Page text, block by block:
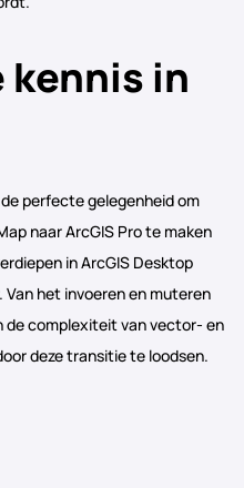
in
perfecte gelegenheid om
naar ArcGIS Pro te maken
in ArcGIS Desktop
Van het invoeren en muteren
complexiteit van vector- en
deze transitie te loodsen.